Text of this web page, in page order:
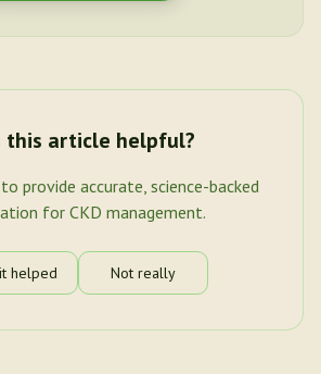
this article helpful?
provide accurate, science-backed
for CKD management.
helped Not really